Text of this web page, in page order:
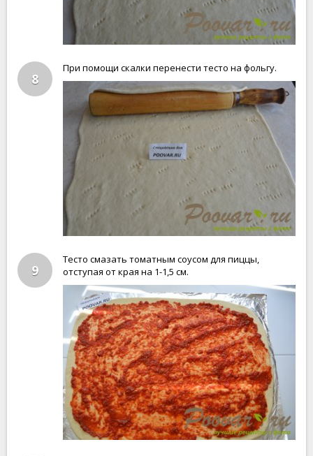
8
При помощи скалки перенести тесто на фольгу.
9
Тесто смазать томатным соусом для пиццы,
отступая от края на 1-1,5 см.